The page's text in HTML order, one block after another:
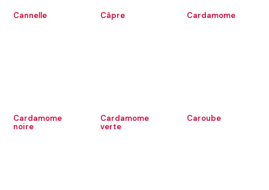
Cannelle Câpre Cardamome
Cardamome
noire
Cardamome
verte
Caroube